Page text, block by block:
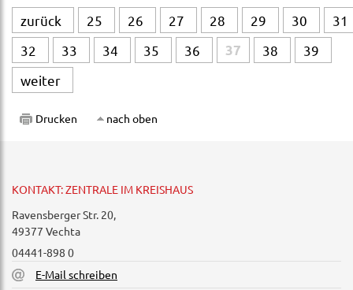
zurück 25 26 27 28 29 30
31
32
33 34 35 36 37 38
39
weiter
Drucken nach oben
KONTAKT: ZENTRALE IM KREISHAUS
Ravensberger Str. 20,
49377 Vechta
04441-898 0
E-Mail schreiben